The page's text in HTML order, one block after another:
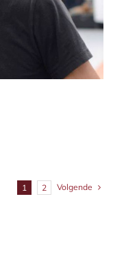
1 2 Volgende